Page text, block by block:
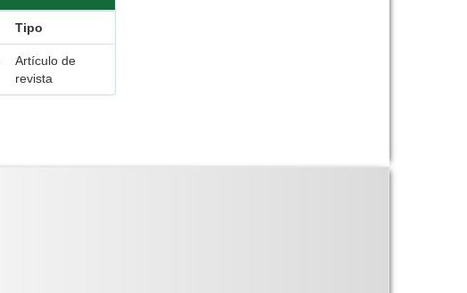
Tipo
Artículo de
revista